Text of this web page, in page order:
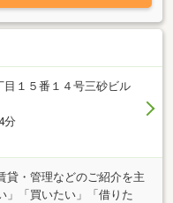
１５番１４号三砂ビル
分
貸・管理などのご紹介を主
」「買いたい」「借りた